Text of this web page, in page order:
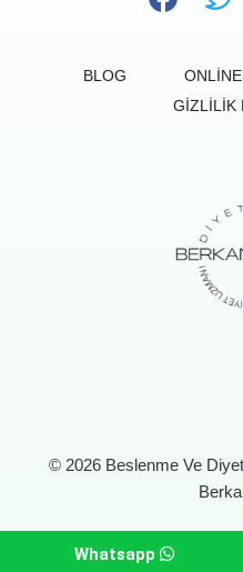
BLOG
GIZLILIK
© 2026 Beslenme Ve
Whatsapp